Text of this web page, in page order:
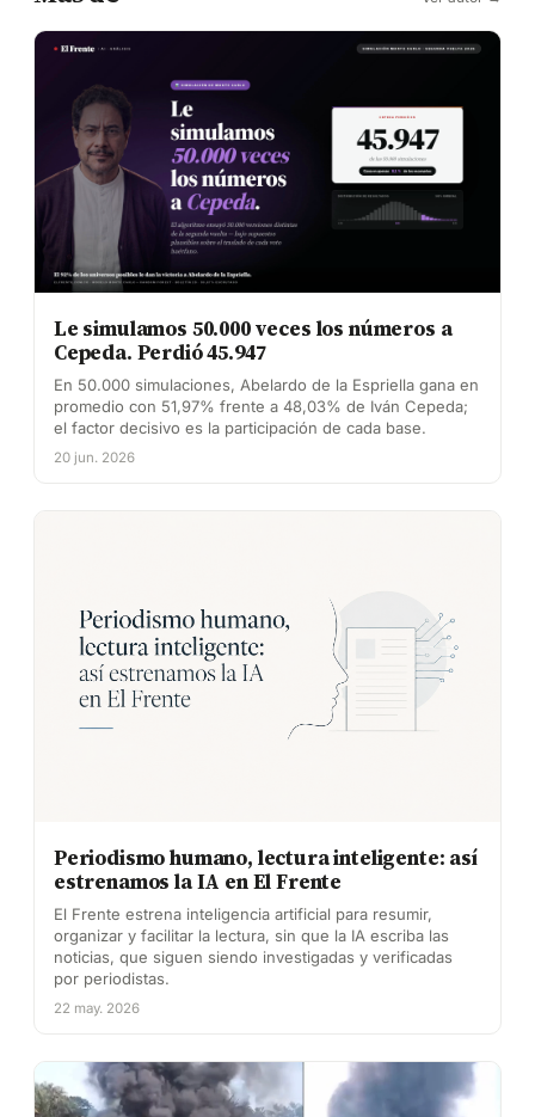
Le simulamos 50.000 veces los números a
Cepeda. Perdió 45.947
En 50.000 simulaciones, Abelardo de la Espriella gana en
promedio con 51,97% frente a 48,03% de Iván Cepeda;
el factor decisivo es la participación de cada base.
20 jun. 2026
Periodismo humano, lectura inteligente: así
estrenamos la IA en El Frente
El Frente estrena inteligencia artificial para resumir,
organizar y facilitar la lectura, sin que la IA escriba las
noticias, que siguen siendo investigadas y verificadas
por periodistas.
22 may. 2026